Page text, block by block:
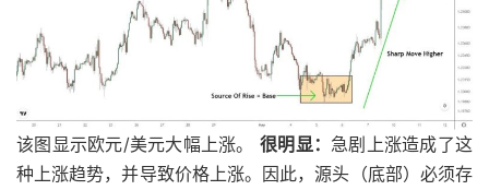
该图显示欧元/美元大幅上涨。很明显： 急剧上涨造成了这
种上涨趋势，并导致价格上涨。因此，源头（底部）必须存